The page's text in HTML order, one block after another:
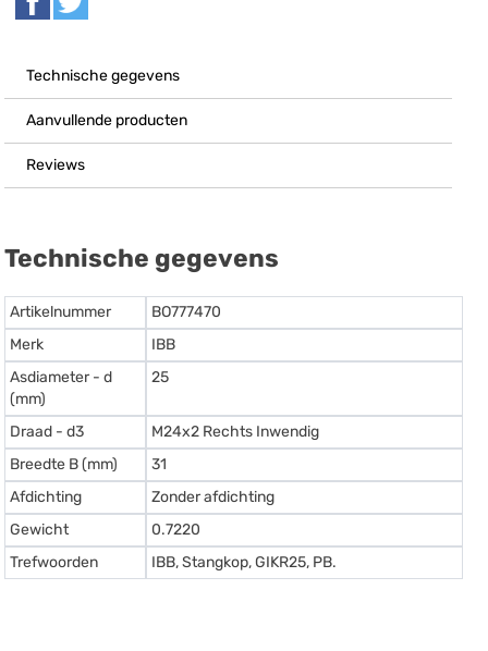
Technische gegevens
Aanvullende producten
Reviews
Technische gegevens
Artikelnummer
BO777470
Merk
IBB
Asdiameter - d
(mm)
25
Draad - d3
M24x2 Rechts Inwendig
Breedte B (mm)
31
Afdichting
Zonder afdichting
Gewicht
0.7220
Trefwoorden
IBB, Stangkop, GIKR25, PB.